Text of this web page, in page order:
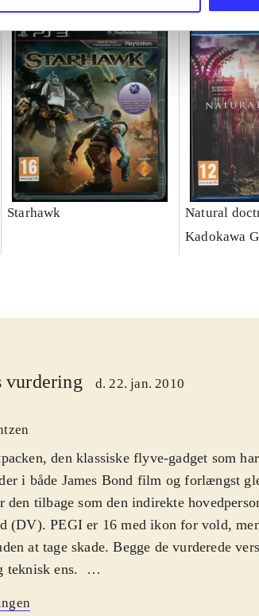
Starhawk
Natural
Kadokawa
vurdering d. 22. jan. 2010
den klassiske flyve-gadget som
i både James Bond film og forlængst
den tilbage som den indirekte
(DV). PEGI er 16 med ikon for vold,
at tage skade. Begge de vurderede
teknisk ens.